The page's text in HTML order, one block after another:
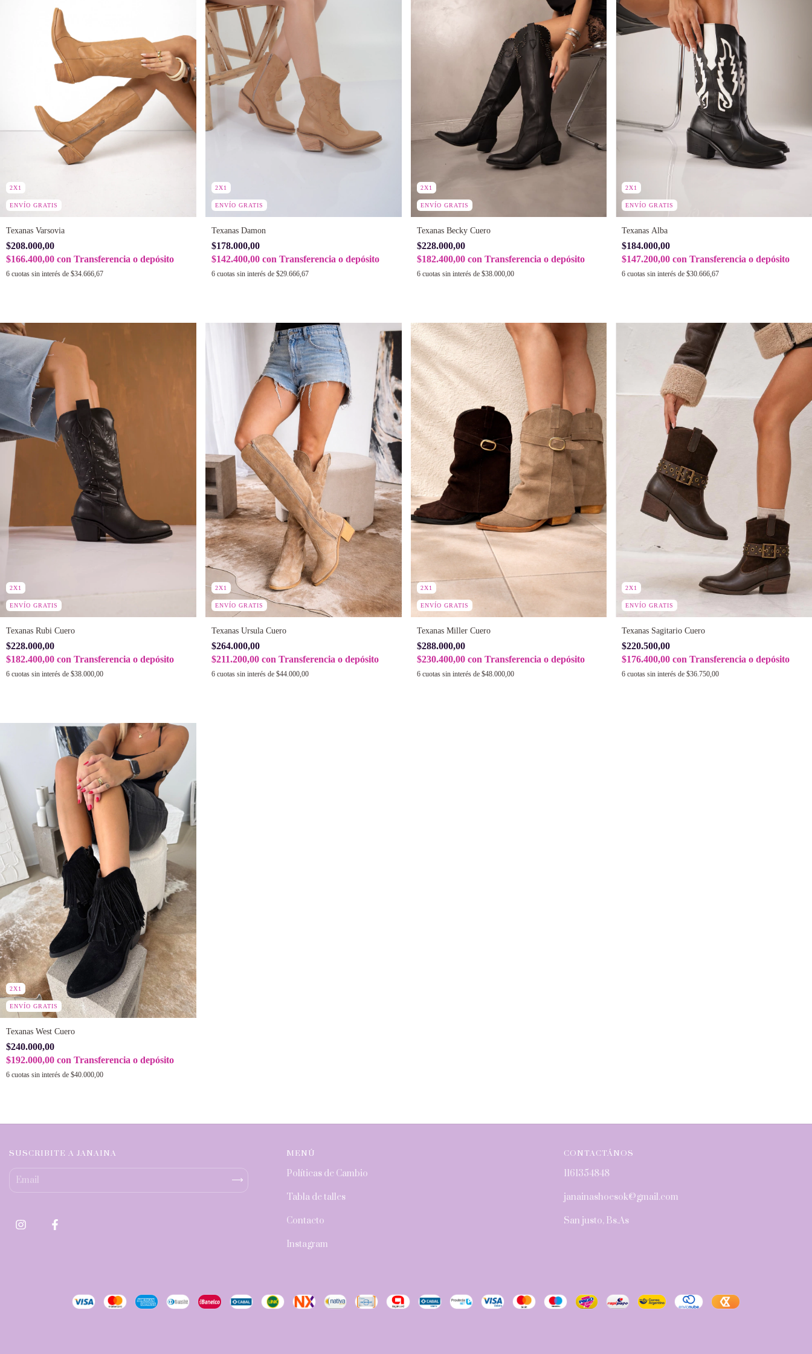
2X1
ENVÍO GRATIS
Texanas Varsovia
$208.000,00
$166.400,00 con Transferencia o depósito
6 cuotas sin interés de $34.666,67
2X1
ENVÍO GRATIS
Texanas Damon
$178.000,00
$142.400,00 con Transferencia o depósito
6 cuotas sin interés de $29.666,67
2X1
ENVÍO GRATIS
Texanas Becky Cuero
$228.000,00
$182.400,00 con Transferencia o depósito
6 cuotas sin interés de $38.000,00
2X1
ENVÍO GRATIS
Texanas Alba
$184.000,00
$147.200,00con Transferencia o depósito
6 cuotas sin interés de$30.666,67
2X1
ENVÍO GRATIS
Texanas Rubi Cuero
$228.000,00
$182.400,00 con Transferencia o depósito
6 cuotas sin interés de $38.000,00
2X1
ENVÍO GRATIS
Texanas Ursula Cuero
$264.000,00
$211.200,00 con Transferencia o depósito
6 cuotas sin interés de $44.000,00
2X1
ENVÍO GRATIS
Texanas Miller Cuero
$288.000,00
$230.400,00 con Transferencia o depósito
6 cuotas sin interés de $48.000,00
2X1
ENVÍO GRATIS
Texanas Sagitario Cuero
$220.500,00
$176.400,00con Transferencia o depósito
6 cuotas sin interés de$36.750,00
2X1
ENVÍO GRATIS
Texanas West Cuero
$240.000,00
$192.000,00 con Transferencia o depósito
6 cuotas sin interés de $40.000,00
SUSCRIBITE A JANAINA MENÚ
Políticas de Cambio
Tabla de talles
Contacto
Instagram
CONTACTÁNOS
1161354848
janainashoesok@gmail.com
San justo, Bs.As